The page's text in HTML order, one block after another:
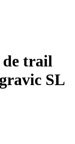
de trail
SL